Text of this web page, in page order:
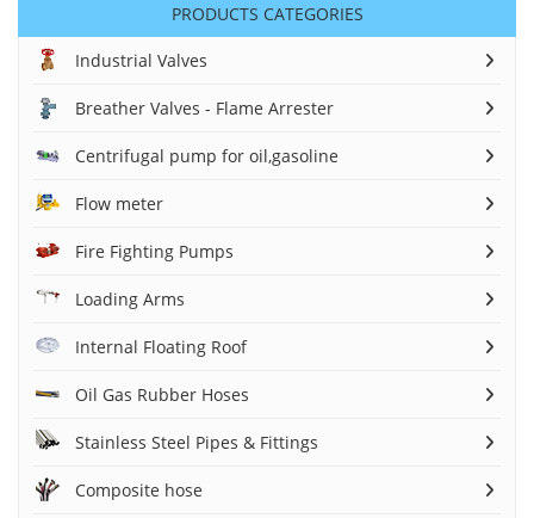
PRODUCTS CATEGORIES
Industrial Valves
Breather Valves - Flame Arrester
Centrifugal pump for oil,gasoline
Flow meter
Fire Fighting Pumps
Loading Arms
Internal Floating Roof
Oil Gas Rubber Hoses
Stainless Steel Pipes & Fittings
Composite hose